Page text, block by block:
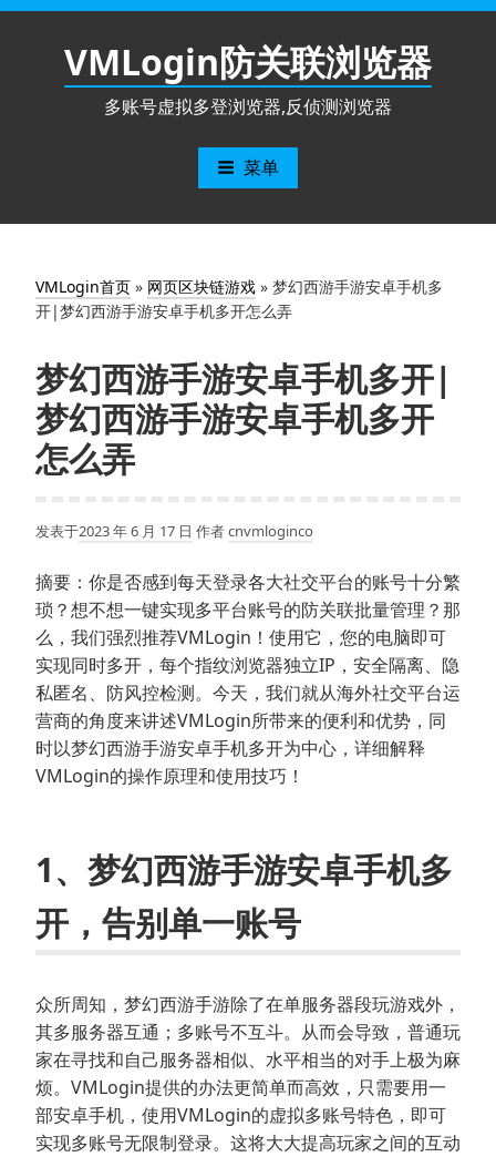
跳
VMLogin防关联浏览器
多账号虚拟多登浏览器,反侦测浏览器
菜单
VMLogin首页 » 网页区块链游戏 » 梦幻西游手游安卓手机多
开|梦幻西游手游安卓手机多开怎么弄
梦幻西游手游安卓手机多开|
梦幻西游手游安卓手机多开
怎么弄
发表于2023 年 6 月 17 日 作者cnvmloginco
摘要：你是否感到每天登录各大社交平台的账号十分繁
琐？想不想一键实现多平台账号的防关联批量管理？那
么，我们强烈推荐VMLogin！使用它，您的电脑即可
实现同时多开，每个指纹浏览器独立IP，安全隔离、隐
私匿名、防风控检测。今天，我们就从海外社交平台运
营商的角度来讲述VMLogin所带来的便利和优势，同
时以梦幻西游手游安卓手机多开为中心，详细解释
VMLogin的操作原理和使用技巧！
1、梦幻西游手游安卓手机多
开，告别单一账号
众所周知，梦幻西游手游除了在单服务器段玩游戏外，
其多服务器互通；多账号不互斗。从而会导致，普通玩
家在寻找和自己服务器相似、水平相当的对手上极为麻
烦。VMLogin提供的办法更简单而高效，只需要用一
部安卓手机，使用VMLogin的虚拟多账号特色，即可
实现多账号无限制登录。这将大大提高玩家之间的互动